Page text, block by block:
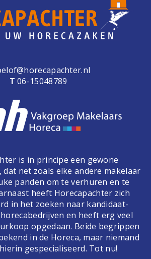
T 06-15048789
is in principe een gewone
dat net zoals elke andere makelaar
panden om te verhuren en te
heeft Horecapachter zich
in het zoeken naar kandidaat-
en heeft erg veel
opgedaan. Beide begrippen
in de Horeca, maar niemand
gespecialiseerd. Tot nu!